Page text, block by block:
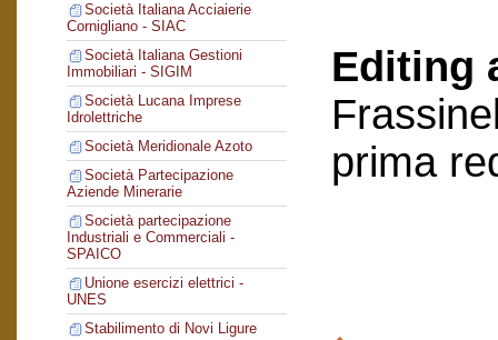
Società Italiana Acciaierie
Cornigliano - SIAC
Società Italiana Gestioni
Immobiliari - SIGIM
Società Lucana Imprese
Idrolettriche
Società Meridionale Azoto
Società Partecipazione
Aziende Minerarie
Società partecipazione
Industriali e Commerciali -
SPAICO
Unione esercizi elettrici -
UNES
Stabilimento di Novi Ligure
Editing
prima